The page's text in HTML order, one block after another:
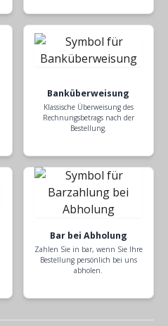
Banküberweisung
Klassische Überweisung des
Rechnungsbetrags nach der
Bestellung.
Bar bei Abholung
Zahlen Sie in bar, wenn Sie Ihre
Bestellung persönlich bei uns
abholen.